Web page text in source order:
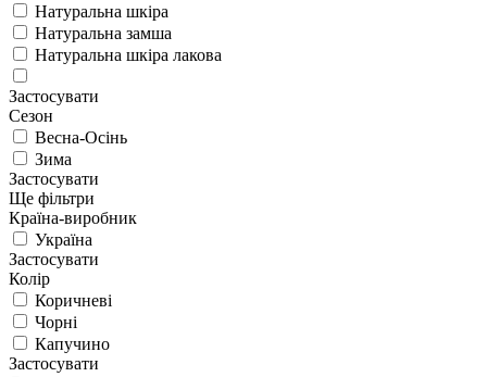
Натуральна шкіра
Натуральна замша
Натуральна шкіра лакова
Застосувати
Сезон
Весна-Осінь
Зима
Застосувати
Ще фільтри
Країна-виробник
Україна
Застосувати
Колір
Коричневі
Чорні
Капучино
Застосувати